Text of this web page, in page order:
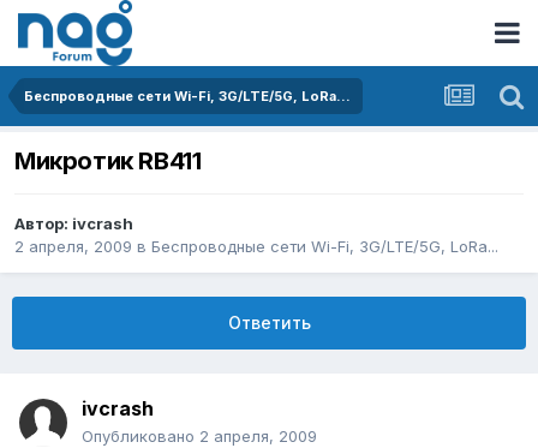
Беспроводные сети Wi-Fi, 3G/LTE/5G, LoRa...
Микротик RB411
Автор: ivcrash
2 апреля, 2009 в Беспроводные сети Wi-Fi, 3G/LTE/5G, LoRa...
Ответить
ivcrash
Опубликовано 2 апреля, 2009